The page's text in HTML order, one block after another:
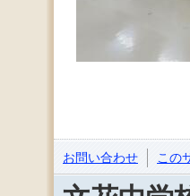
お問い合わせ この